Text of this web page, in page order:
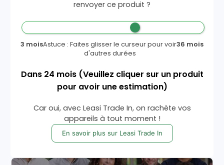
renvoyer ce produit ?
3 moisAstuce : Faites glisser le curseur pour voir
d'autres durées
36 mois
Dans 24 mois (Veuillez cliquer sur un produit
pour avoir une estimation)
Car oui, avec Leasi Trade In, on rachète vos
appareils à tout moment !
En savoir plus sur Leasi Trade In